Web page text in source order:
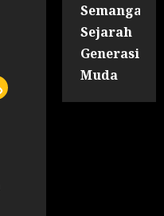
Semangat
Sejarah
Generasi
Muda